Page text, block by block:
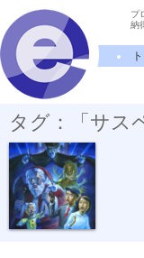
プ
納
タグ：「サス
少年探偵団